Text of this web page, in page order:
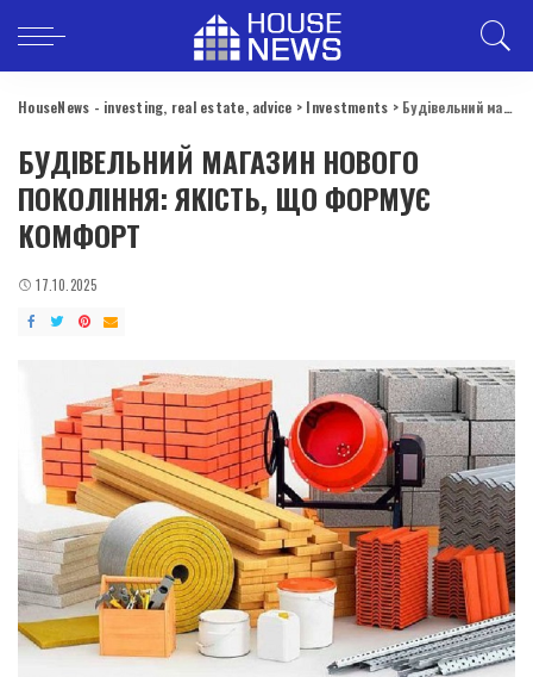
HouseNews - investing, real estate, advice > Investments > Будівельний магазин нового покоління: якість, що формує комфорт
БУДІВЕЛЬНИЙ МАГАЗИН НОВОГО
ПОКОЛІННЯ: ЯКІСТЬ, ЩО ФОРМУЄ
КОМФОРТ
17.10.2025